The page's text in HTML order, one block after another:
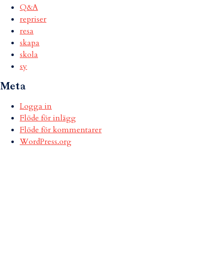
Q&A
repriser
resa
skapa
skola
sy
Meta
Logga in
Flöde för inlägg
Flöde för kommentarer
WordPress.org